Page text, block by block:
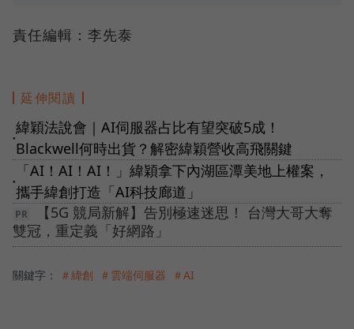
責任編輯：李先泰
延伸閱讀
●
緯穎法說會｜AI伺服器占比有望突破5成！
Blackwell何時出貨？解密緯穎營收高飛關鍵
●
「AI！AI！AI！」緯穎拿下內湖區潭美地上權案，
攜手緯創打造「AI科技廊道」
【5G 競局新解】告別極速迷思！ 台灣大哥大奪
雙冠，重定義「好網路」
關鍵字： ＃緯創 ＃雲端伺服器 ＃AI